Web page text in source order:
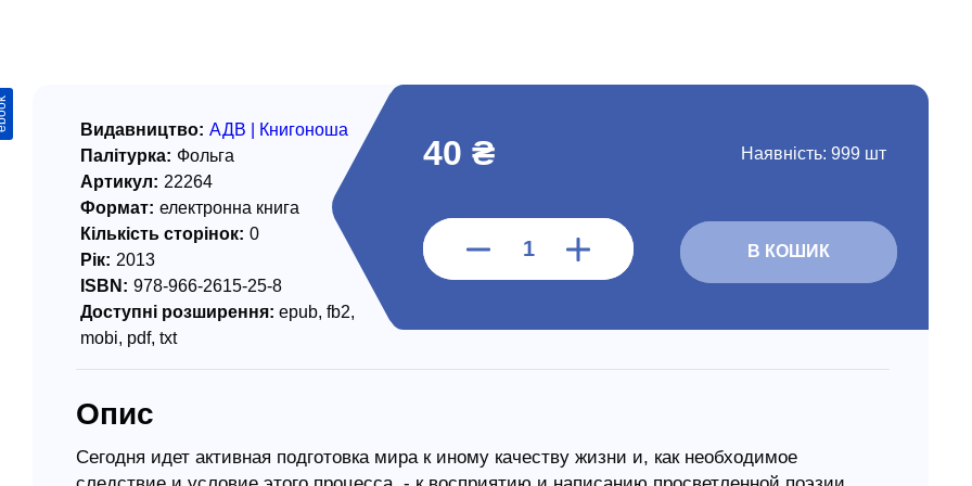
мовами
видання
/ Харчування
40 ₴ Наявність: 999 шт
В КОШИК
Видавництво: АДВ | Книгоноша
Палітурка: Фольга
Артикул: 22264
Формат: електронна книга
Кількість сторінок: 0
Рік: 2013
ISBN: 978-966-2615-25-8
Доступні розширення: epub, fb2,
mobi, pdf, txt
Опис
Сегодня идет активная подготовка мира к иному качеству жизни и, как необходимое